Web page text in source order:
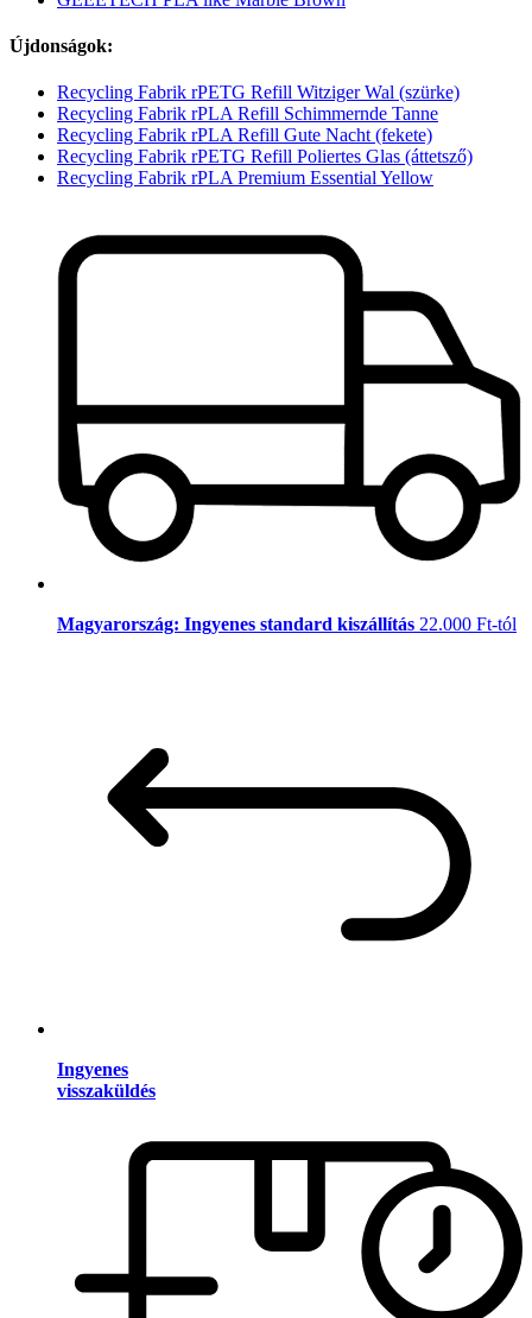
Újdonságok:
Recycling Fabrik rPETG Refill Witziger Wal (szürke)
Recycling Fabrik rPLA Refill Schimmernde Tanne
Recycling Fabrik rPLA Refill Gute Nacht (fekete)
Recycling Fabrik rPETG Refill Poliertes Glas (áttetsző)
Recycling Fabrik rPLA Premium Essential Yellow
Magyarország: Ingyenes standard kiszállítás 22.000 Ft-tól
Ingyenes
visszaküldés